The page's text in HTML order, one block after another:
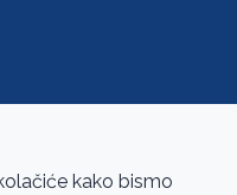
kako bismo